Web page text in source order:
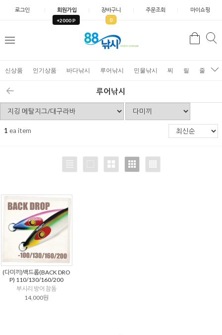
로그인 회원가입
+2000 P
장바구니
0
주문조회 마이쇼핑
검
신상품 인기상품 바다낚시 루어낚시 민물낚시 찌 릴 줄
루어낚시
1 ea item
(다미끼)백드롭(BACK DRO
P) 110/130/160/200
부시리 방어 참돔
14,000원